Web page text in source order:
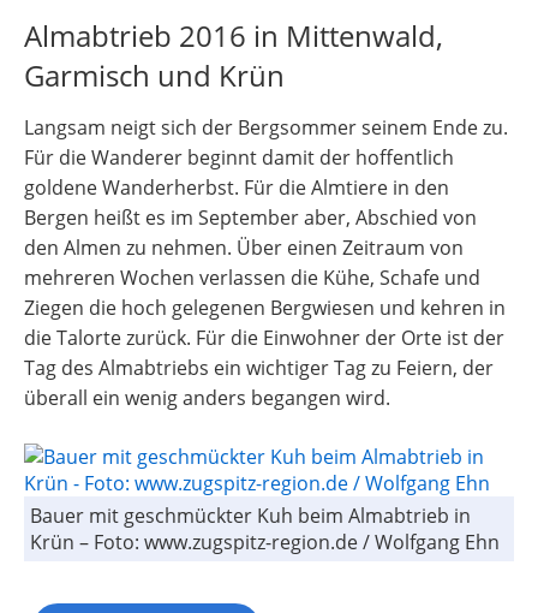
Almabtrieb 2016 in Mittenwald,
Garmisch und Krün
Langsam neigt sich der Bergsommer seinem Ende zu.
Für die Wanderer beginnt damit der hoffentlich
goldene Wanderherbst. Für die Almtiere in den
Bergen heißt es im September aber, Abschied von
den Almen zu nehmen. Über einen Zeitraum von
mehreren Wochen verlassen die Kühe, Schafe und
Ziegen die hoch gelegenen Bergwiesen und kehren in
die Talorte zurück. Für die Einwohner der Orte ist der
Tag des Almabtriebs ein wichtiger Tag zu Feiern, der
überall ein wenig anders begangen wird.
Bauer mit geschmückter Kuh beim Almabtrieb in
Krün – Foto: www.zugspitz-region.de / Wolfgang Ehn